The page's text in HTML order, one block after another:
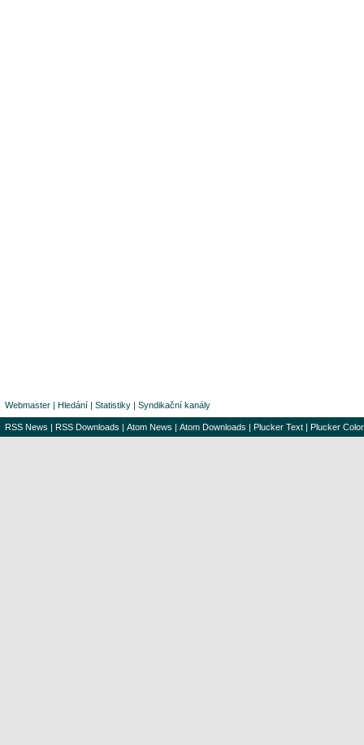
Webmaster | Hledání | Statistiky | Syndikační kanály
RSS News | RSS Downloads | Atom News | Atom Downloads | Plucker Text | Plucker Color